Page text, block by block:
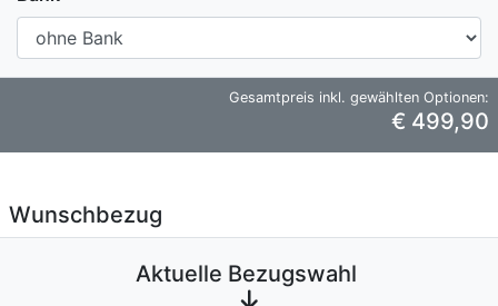
Gesamtpreis inkl. gewählten Optionen:
€ 499,90
Wunschbezug
Aktuelle Bezugswahl